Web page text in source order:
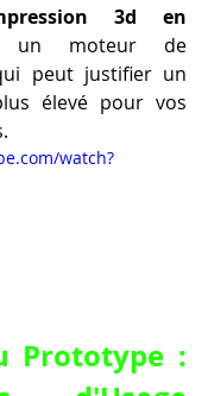
3d en
un moteur de
peut justifier un
élevé pour vos
watch?
Prototype :